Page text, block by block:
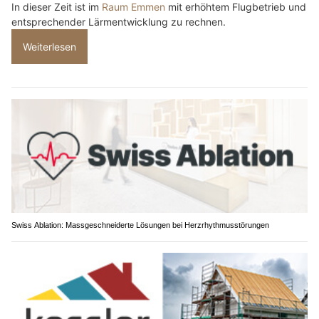
In dieser Zeit ist im Raum Emmen mit erhöhtem Flugbetrieb und
entsprechender Lärmentwicklung zu rechnen.
Weiterlesen
Swiss Ablation: Massgeschneiderte Lösungen bei Herzrhythmusstörungen